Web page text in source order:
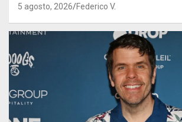
5 agosto, 2026 Federico V.